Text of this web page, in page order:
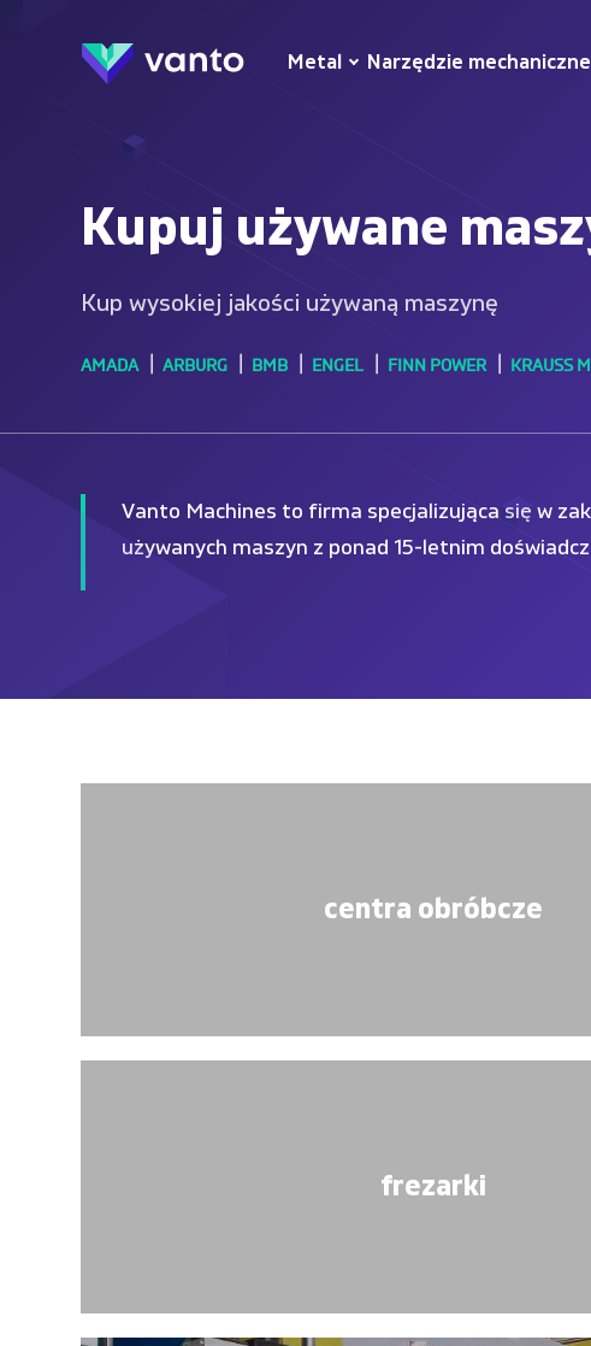
Metal Narzędzie mechaniczne
Kupuj używane
Kup wysokiej jakości używaną maszynę
AMADA ARBURG BMB ENGEL FINN POWER KRAUSS
Vanto Machines to firma specjalizująca się w
używanych maszyn z ponad 15-letnim
centra obróbcze
frezarki